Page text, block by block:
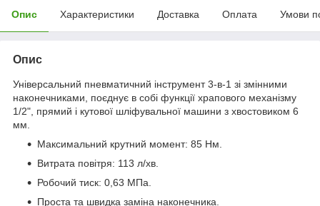
Опис Характеристики Доставка Оплата Умови
Опис
Універсальний пневматичний інструмент 3-в-1 зі змінними
наконечниками, поєднує в собі функції храпового механізму
1/2", прямий і кутової шліфувальної машини з хвостовиком 6
мм.
Максимальний крутний момент: 85 Нм.
Витрата повітря: 113 л/хв.
Робочий тиск: 0,63 МПа.
Проста та швидка заміна наконечника.